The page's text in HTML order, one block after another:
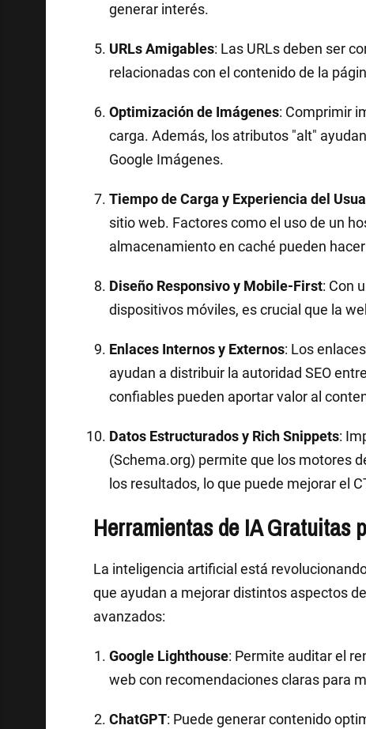
generar interés.
URLs Amigables: Las URLs deben ser
relacionadas con el contenido de la
Optimización de Imágenes: Comprimir
carga. Además, los atributos "alt"
Google Imágenes.
Tiempo de Carga y Experiencia del
sitio web. Factores como el uso de un
almacenamiento en caché pueden
Diseño Responsivo y Mobile-First: Con
dispositivos móviles, es crucial que la
Enlaces Internos y Externos: Los
ayudan a distribuir la autoridad SEO
confiables pueden aportar valor al
Datos Estructurados y Rich Snippets:
(Schema.org) permite que los motores
los resultados, lo que puede mejorar el
Herramientas de IA Gratuitas
La inteligencia artificial está
que ayudan a mejorar distintos aspectos
avanzados:
Google Lighthouse: Permite auditar el
web con recomendaciones claras para
ChatGPT: Puede generar contenido